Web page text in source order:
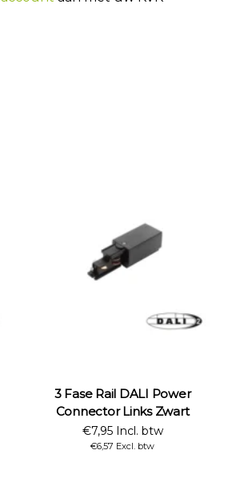
3 Fase Rail DALI Power
Connector Links Zwart
€7,95 Incl. btw
€6,57 Excl. btw